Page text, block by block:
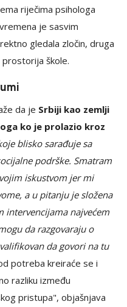
riječima psihologa
je sasvim
gledala zločin, druga
prostorija škole.
da je Srbiji kao zemlji
ko je prolazio kroz
blisko sarađuje sa
podrške. Smatram
iskustvom jer mi
a u pitanju je složena
intervencijama najvećem
da razgovaraju o
da govori na tu
potreba kreiraće se i
razliku između
pristupa", objašnjava